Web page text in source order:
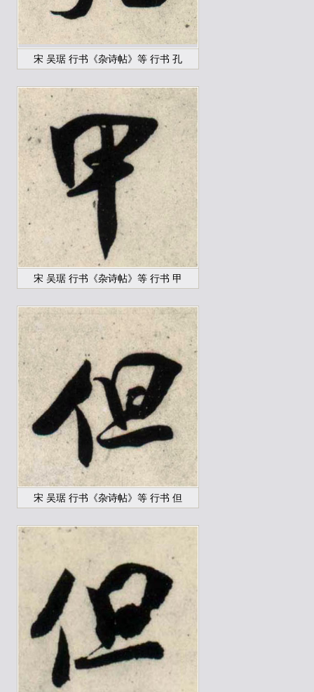
宋 吴琚 行书《杂诗帖》等 行书 孔
宋 吴琚 行书《杂诗帖》等 行书 甲
宋 吴琚 行书《杂诗帖》等 行书 但